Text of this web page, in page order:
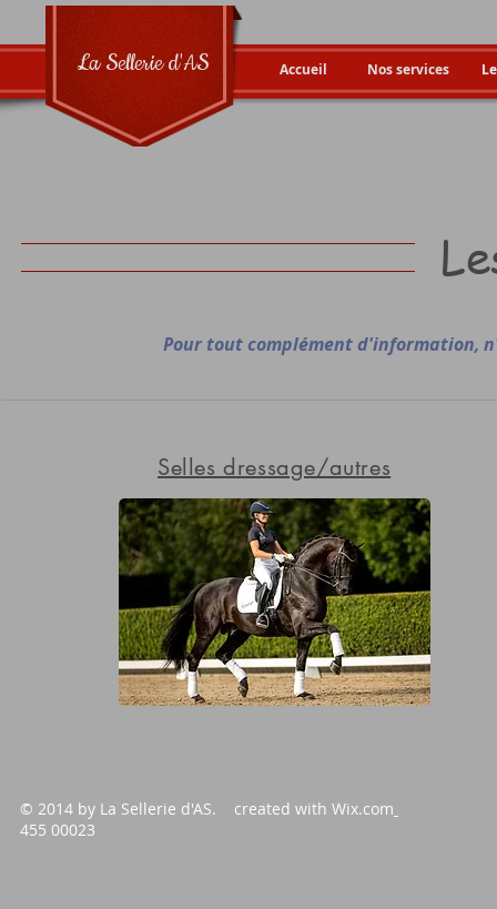
Accueil Nos services
La Sellerie d'AS
Pour tout complément d'information,
Selles dressage/autres
© 2014 by La Sellerie d'AS. created with Wix.com
455 00023